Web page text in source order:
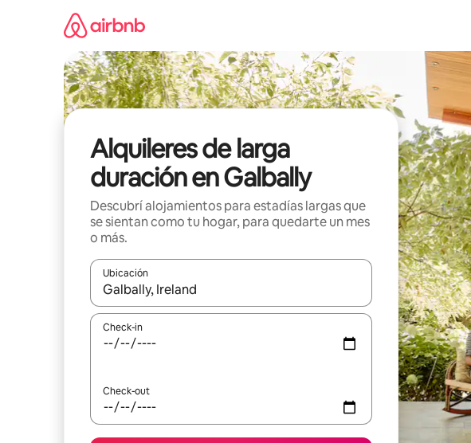
Alquileres de larga
duración en Galbally
Descubrí alojamientos para estadías largas que
se sientan como tu hogar, para quedarte un mes
o más.
Ubicación
Cuando los resultados estén disponibles, navegá con las teclas de
Check-in
Check-out